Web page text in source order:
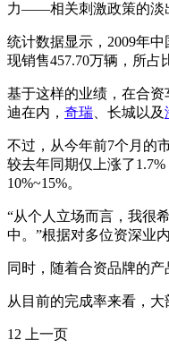
力——相关刺激政策的淡
统计数据显示，2009年
现销售457.70万辆，所占
基于这样的业绩，在合资
迪在内， 奇瑞 、长城以及
不过，从今年前7个月的
较去年同期仅上涨了
10%~15%。
“从个人立场而言，我很
中。”根据对多位资深业
同时，随着合资品牌的
从目前的完成率来看，
12 上一页